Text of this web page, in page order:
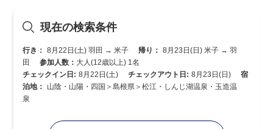
現在の検索条件
行き： 8月22日(土) 羽田 → 米子 帰り： 8月23日(日) 米子 → 羽
田
参加人数： 大人(12歳以上) 1名
チェックイン日: 8月22日(土) チェックアウト日: 8月23日(日)
宿
泊地：
山陰・山陽・四国＞島根県＞松江・しんじ湖温泉・玉造温
泉